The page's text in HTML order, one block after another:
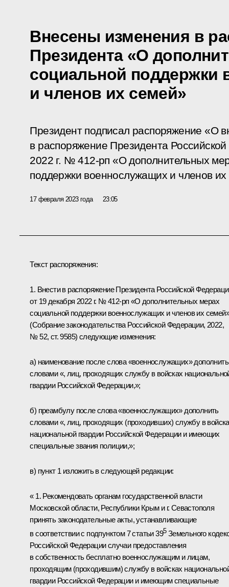
Внесены изменения в
Президента «О
социальной поддержки
и членов их семей»
Президент подписал распоряжение «О
в распоряжение Президента
2022 г. № 412-рп «О дополнительных
поддержки военнослужащих и членов
17 февраля 2023 года 23:05
Текст распоряжения:
1. Внести в распоряжение Президента Российской
от 19 декабря 2022 г. № 412-рп «О дополнительных мерах
социальной поддержки военнослужащих и членов их семей»
(Собрание законодательства Российской Федерации, 2022,
№ 52, ст. 9585) следующие изменения:
а) наименование после слова «военнослужащих» дополнить
словами «, лиц, проходящих службу в войсках
гвардии Российской Федерации,»;
б) преамбулу после слова «военнослужащих» дополнить
словами «, лиц, проходящих (проходивших) службу в
национальной гвардии Российской Федерации и имеющих
специальные звания полиции,»;
в) пункт 1 изложить в следующей редакции:
« 1. Рекомендовать органам государственной власти
Московской области, Республики Крым и г. Севастополя
принять законодательные акты, устанавливающие
в соответствии с подпунктом 7 статьи 395Земельного
Российской Федерации случаи предоставления
в собственность бесплатно военнослужащим и лицам,
проходящим (проходившим) службу в войсках
гвардии Российской Федерации и имеющим специальные